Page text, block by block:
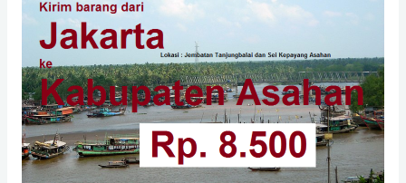
Pekanbaru
Jabodetabek